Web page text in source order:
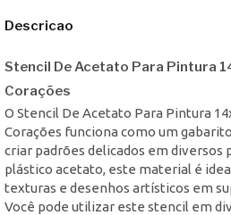
Descricao
Stencil De Acetato Para Pintura
Corações
O Stencil De Acetato Para Pintura
Corações funciona como um
criar padrões delicados em diversos
plástico acetato, este material é
texturas e desenhos artísticos em
Você pode utilizar este stencil em